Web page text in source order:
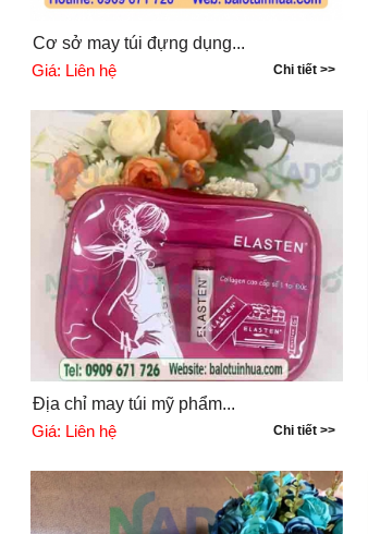
Cơ sở may túi đựng dụng...
Chi tiết >>
Giá: Liên hệ
Địa chỉ may túi mỹ phẩm...
Chi tiết >>
Giá: Liên hệ